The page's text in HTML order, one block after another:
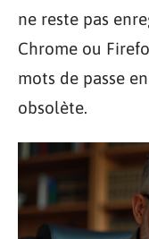
ne reste pas
Chrome ou
mots de passe
obsolète.